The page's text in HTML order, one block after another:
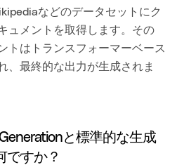
などのデータセットにク
ュメントを取得します。その
トはトランスフォーマーベース
、最終的な出力が生成されま
と標準的な生成
ですか？